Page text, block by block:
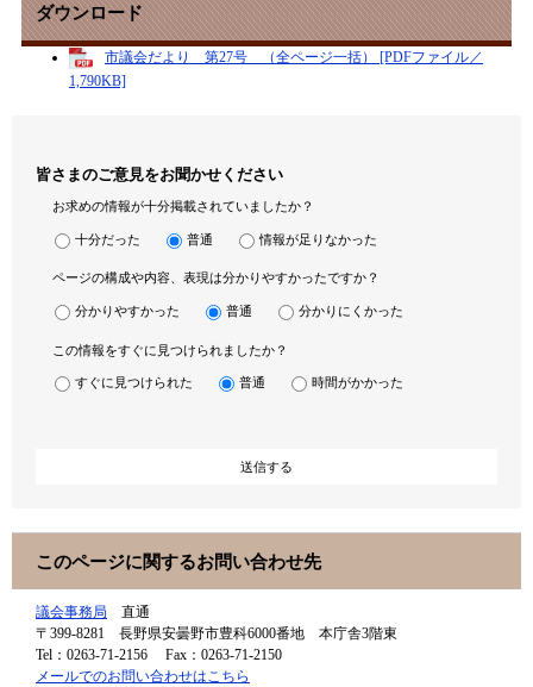
ダウンロード
市議会だより 第27号 （全ページ一括） [PDFファイル／
1,790KB]
皆さまのご意見をお聞かせください
お求めの情報が十分掲載されていましたか？
十分だった 普通 情報が足りなかった
ページの構成や内容、表現は分かりやすかったですか？
分かりやすかった 普通 分かりにくかった
この情報をすぐに見つけられましたか？
すぐに見つけられた 普通 時間がかかった
このページに関するお問い合わせ先
議会事務局
直通
〒399-8281
長野県安曇野市豊科6000番地 本庁舎3階東
Tel：0263-71-2156
Fax：0263-71-2150
メールでのお問い合わせはこちら